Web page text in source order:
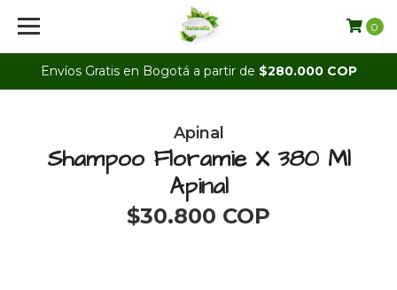
Envíos Gratis en Bogotá a partir de $280.000 COP
0
Apinal
Shampoo Floramie X 380 Ml
Apinal
$30.800 COP